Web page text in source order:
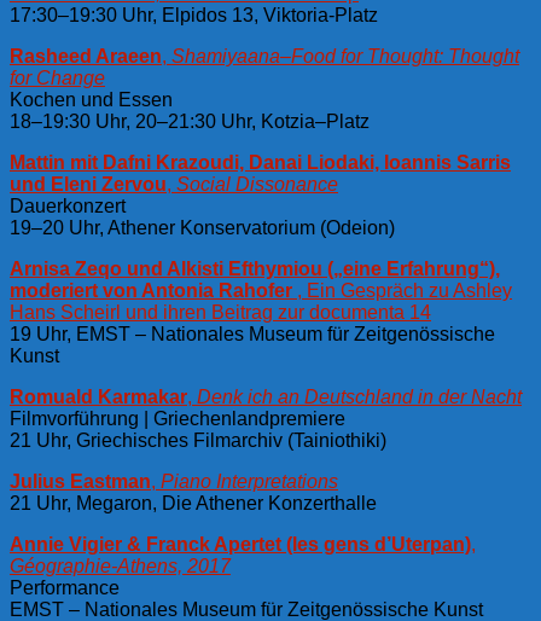
17:30–19:30 Uhr, Elpidos 13, Viktoria-Platz
Rasheed Araeen, Shamiyaana–Food for Thought: Thought
for Change
Kochen und Essen
18–19:30 Uhr, 20–21:30 Uhr, Kotzia–Platz
Mattin mit Dafni Krazoudi, Danai Liodaki, Ioannis Sarris
und Eleni Zervou, Social Dissonance
Dauerkonzert
19–20 Uhr, Athener Konservatorium (Odeion)
Arnisa Zeqo und Alkisti Efthymiou („eine Erfahrung“),
moderiert von Antonia Rahofer , Ein Gespräch zu Ashley
Hans Scheirl und ihren Beitrag zur documenta 14
19 Uhr, EMST – Nationales Museum für Zeitgenössische
Kunst
Romuald Karmakar, Denk ich an Deutschland in der Nacht
Filmvorführung | Griechenlandpremiere
21 Uhr, Griechisches Filmarchiv (Tainiothiki)
Julius Eastman, Piano Interpretations
21 Uhr, Megaron, Die Athener Konzerthalle
Annie Vigier & Franck Apertet (les gens d’Uterpan),
Géographie-Athens, 2017
Performance
EMST – Nationales Museum für Zeitgenössische Kunst